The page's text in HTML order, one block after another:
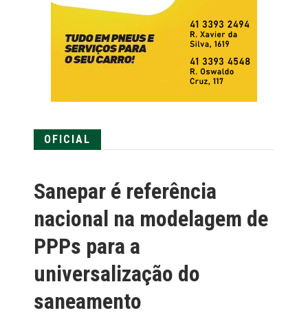
OFICIAL
Sanepar é referência
nacional na modelagem de
PPPs para a
universalização do
saneamento